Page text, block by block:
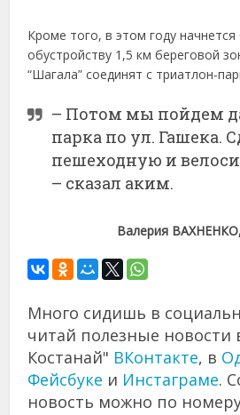
Кроме того, в этом году
обустройству 1,5 км береговой
“Шагала” соединят с триатлон-
– Потом мы пойдем
парка по ул. Гашека.
пешеходную и
– сказал аким.
Валерия
Много сидишь в
читай полезные новости
Костанай" ВКонтакте, в
Фейсбуке и Инстаграме.
новость можно по